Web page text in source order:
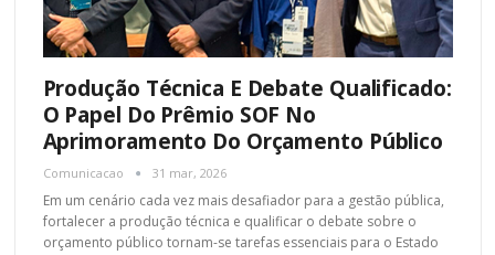
Produção Técnica E Debate Qualificado:
O Papel Do Prêmio SOF No
Aprimoramento Do Orçamento Público
Comunicacao 31 mar, 2026
Em um cenário cada vez mais desafiador para a gestão pública,
fortalecer a produção técnica e qualificar o debate sobre o
orçamento público tornam-se tarefas essenciais para o Estado